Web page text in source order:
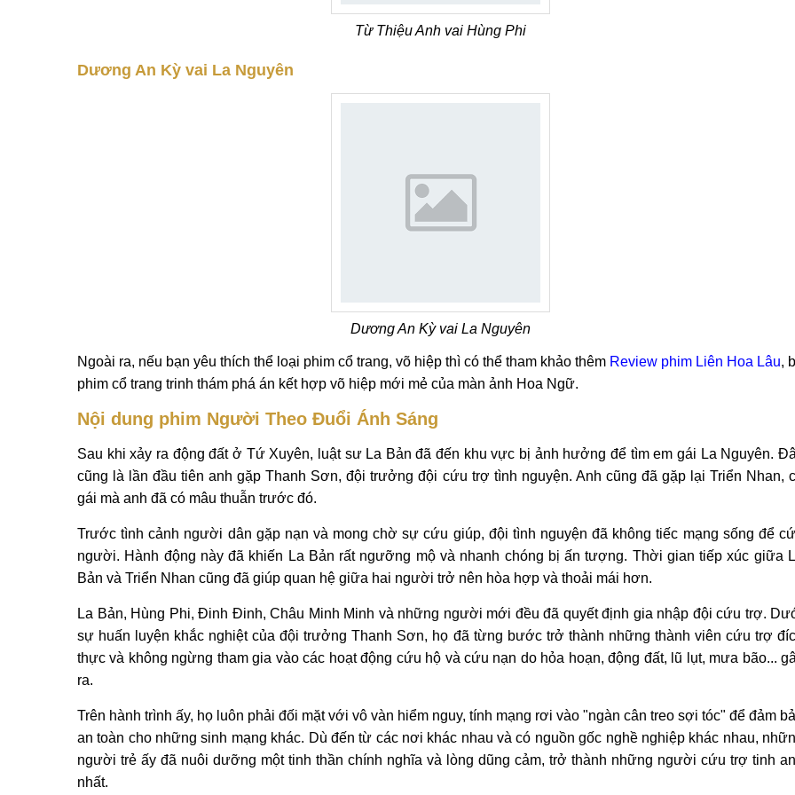
Từ Thiệu Anh vai Hùng Phi
Dương An Kỳ vai La Nguyên
Dương An Kỳ vai La Nguyên
Ngoài ra, nếu bạn yêu thích thể loại phim cổ trang, võ hiệp thì có thể tham khảo thêm Review phim Liên Hoa Lâu,
phim cổ trang trinh thám phá án kết hợp võ hiệp mới mẻ của màn ảnh Hoa Ngữ.
Nội dung phim Người Theo Đuổi Ánh Sáng
Sau khi xảy ra động đất ở Tứ Xuyên, luật sư La Bản đã đến khu vực bị ảnh hưởng để tìm em gái La Nguyên.
cũng là lần đầu tiên anh gặp Thanh Sơn, đội trưởng đội cứu trợ tình nguyện. Anh cũng đã gặp lại Triển Nhan,
gái mà anh đã có mâu thuẫn trước đó.
Trước tình cảnh người dân gặp nạn và mong chờ sự cứu giúp, đội tình nguyện đã không tiếc mạng sống để
người. Hành động này đã khiến La Bản rất ngưỡng mộ và nhanh chóng bị ấn tượng. Thời gian tiếp xúc giữa
Bản và Triển Nhan cũng đã giúp quan hệ giữa hai người trở nên hòa hợp và thoải mái hơn.
La Bản, Hùng Phi, Đinh Đinh, Châu Minh Minh và những người mới đều đã quyết định gia nhập đội cứu trợ.
sự huấn luyện khắc nghiệt của đội trưởng Thanh Sơn, họ đã từng bước trở thành những thành viên cứu trợ
thực và không ngừng tham gia vào các hoạt động cứu hộ và cứu nạn do hỏa hoạn, động đất, lũ lụt, mưa bão...
ra.
Trên hành trình ấy, họ luôn phải đối mặt với vô vàn hiểm nguy, tính mạng rơi vào "ngàn cân treo sợi tóc" để đảm
an toàn cho những sinh mạng khác. Dù đến từ các nơi khác nhau và có nguồn gốc nghề nghiệp khác nhau,
người trẻ ấy đã nuôi dưỡng một tinh thần chính nghĩa và lòng dũng cảm, trở thành những người cứu trợ tinh
nhất.